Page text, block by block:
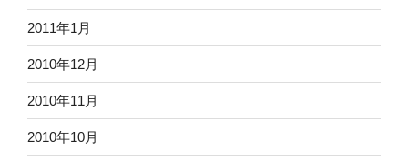
2011年1月
2010年12月
2010年11月
2010年10月